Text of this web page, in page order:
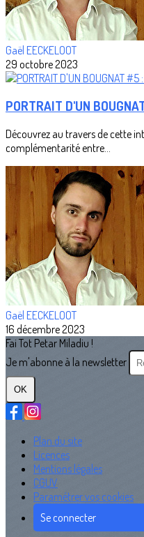
Gaël EECKELOOT
29 octobre 2023
PORTRAIT D'UN
Découvrez au travers de cette
complémentarité entre...
Gaël EECKELOOT
16 décembre 2023
Fai Tot Petar Miladiu !
Je m'abonne à la newsletter
OK
Plan du site
Licences
Mentions légales
CGUV
Paramétrer vos cookies
Se connecter